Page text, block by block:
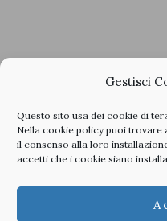
Gestisci
Questo sito usa dei cookie di
Nella cookie policypuoi trovare
il consenso alla loro
accetti che i cookie siano
LA STORIA DEL
<